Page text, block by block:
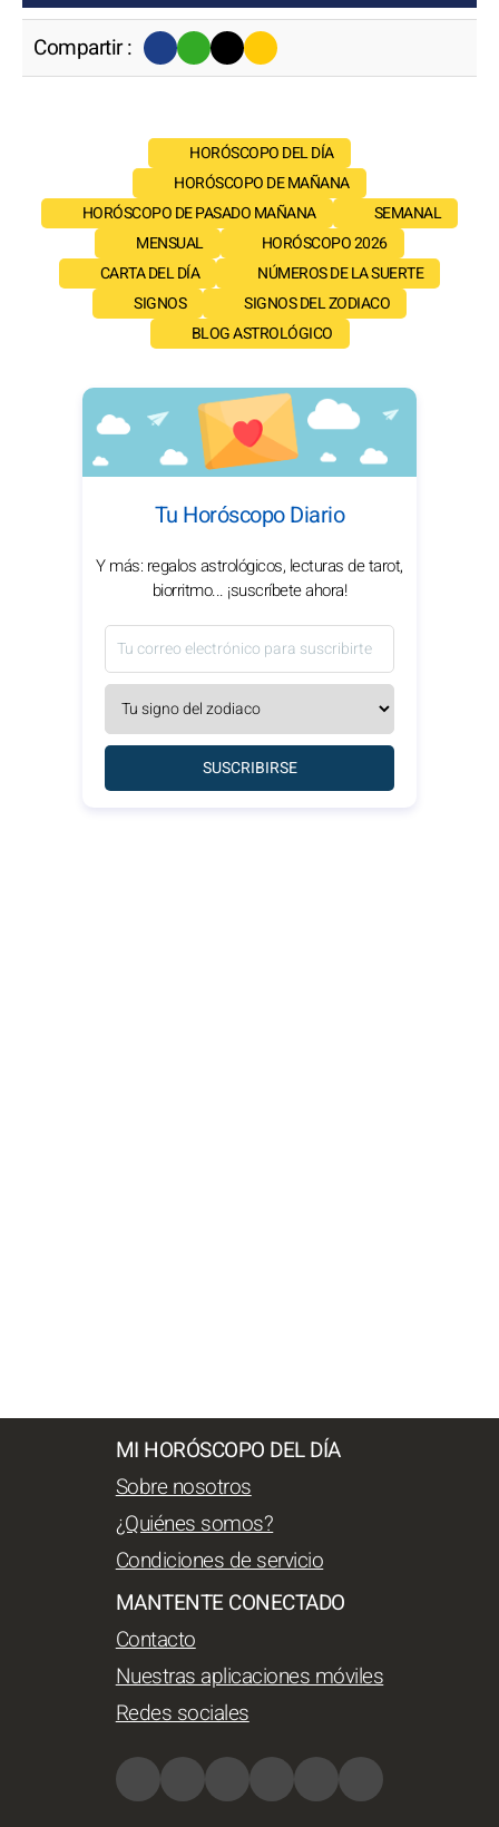
Compartir :
HORÓSCOPO DEL DÍA
HORÓSCOPO DE MAÑANA
HORÓSCOPO DE PASADO MAÑANA
SEMANAL
MENSUAL
HORÓSCOPO 2026
CARTA DEL DÍA
NÚMEROS DE LA SUERTE
SIGNOS
SIGNOS DEL ZODIACO
BLOG ASTROLÓGICO
Tu Horóscopo Diario
Y más: regalos astrológicos, lecturas de tarot,
biorritmo... ¡suscríbete ahora!
SUSCRIBIRSE
MI HORÓSCOPO DEL DÍA
Sobre nosotros
¿Quiénes somos?
Condiciones de servicio
MANTENTE CONECTADO
Contacto
Nuestras aplicaciones móviles
Redes sociales